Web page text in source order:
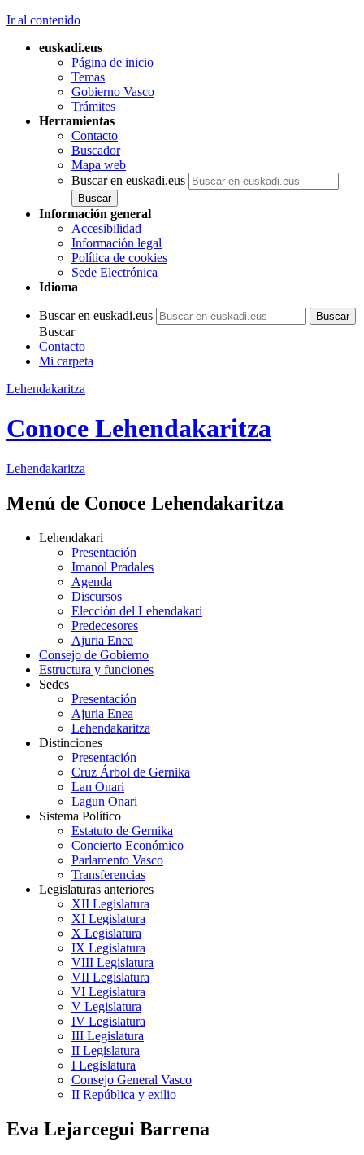
Ir al contenido
euskadi.eus
Página de inicio
Temas
Gobierno Vasco
Trámites
Herramientas
Contacto
Buscador
Mapa web
Buscar en euskadi.eus
Información general
Accesibilidad
Información legal
Política de cookies
Sede Electrónica
Idioma
Buscar en euskadi.eus
Buscar
Contacto
Mi carpeta
Lehendakaritza
Conoce Lehendakaritza
Lehendakaritza
Menú de Conoce Lehendakaritza
Lehendakari
Presentación
Imanol Pradales
Agenda
Discursos
Elección del Lehendakari
Predecesores
Ajuria Enea
Consejo de Gobierno
Estructura y funciones
Sedes
Presentación
Ajuria Enea
Lehendakaritza
Distinciones
Presentación
Cruz Árbol de Gernika
Lan Onari
Lagun Onari
Sistema Político
Estatuto de Gernika
Concierto Económico
Parlamento Vasco
Transferencias
Legislaturas anteriores
XII Legislatura
XI Legislatura
X Legislatura
IX Legislatura
VIII Legislatura
VII Legislatura
VI Legislatura
V Legislatura
IV Legislatura
III Legislatura
II Legislatura
I Legislatura
Consejo General Vasco
II República y exilio
Eva Lejarcegui Barrena